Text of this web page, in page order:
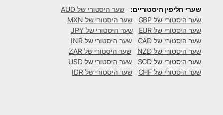
שערי חליפין היסטוריים:
שער היסטורי של AUD
שער היסטורי של GBP
שער היסטורי של MXN
שער היסטורי של EUR
שער היסטורי של JPY
שער היסטורי של CAD
שער היסטורי של INR
שער היסטורי של NZD
שער היסטורי של ZAR
שער היסטורי של SGD
שער היסטורי של USD
שער היסטורי של CHF
שער היסטורי של IDR